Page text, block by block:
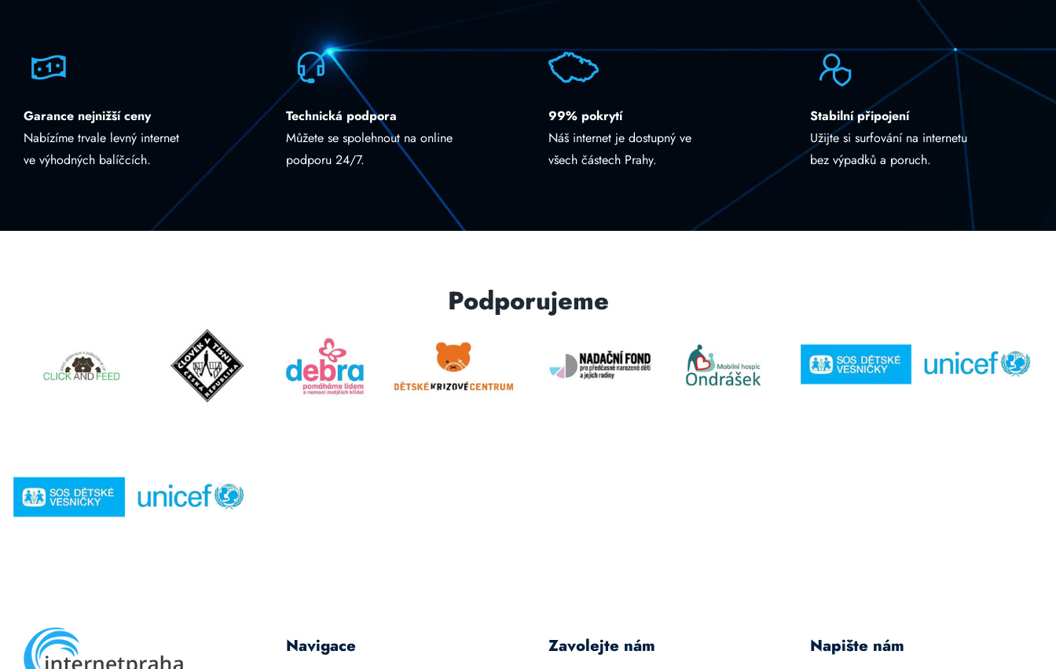
Garance nejnižší ceny
Nabízíme trvale levný internet
ve výhodných balíčcích.
Technická podpora
Můžete se spolehnout na online
podporu 24/7.
99% pokrytí
Náš internet je dostupný ve
všech částech Prahy.
Stabilní připojení
Užijte si surfování na internetu
bez výpadků a poruch.
Podporujeme
Navigace Zavolejte nám Napište nám